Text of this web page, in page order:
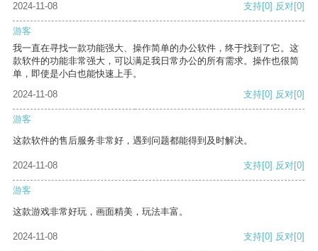
2024-11-08
支持[0] 反对[0]
游客
我一直在寻找一款功能强大、操作简单的办公软件，终于找到了它。这
款软件的功能非常强大，可以满足我日常办公的所有需求。操作也很简
单，即使是小白也能快速上手。
2024-11-08
支持[0] 反对[0]
游客
这款软件的售后服务非常好，遇到问题都能得到及时解决。
2024-11-08 支持[0] 反对[0]
游客
这款游戏非常好玩，画面精美，玩法丰富。
2024-11-08 支持[0] 反对[0]